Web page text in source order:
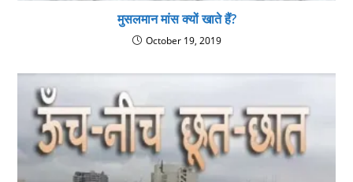
मुसलमान मांस क्यों खाते हैं?
October 19, 2019